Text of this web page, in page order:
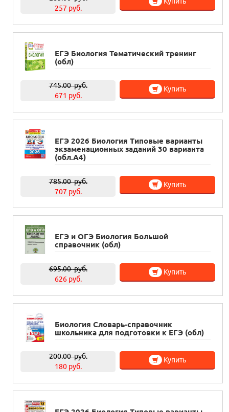
257 руб.
ЕГЭ Биология Тематический тренинг
(обл)
745.00руб.
671 руб.
Купить
ЕГЭ 2026 Биология Типовые варианты
экзаменационных заданий 30 варианта
(обл.А4)
785.00руб.
707 руб.
Купить
ЕГЭ и ОГЭ Биология Большой
справочник (обл)
695.00руб.
626 руб.
Купить
Биология Словарь-справочник
школьника для подготовки к ЕГЭ (обл)
200.00руб.
180 руб.
Купить